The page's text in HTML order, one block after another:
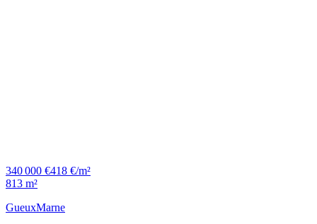
340 000 €418 €/m²
813 m²
GueuxMarne